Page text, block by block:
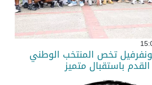
تخص المنتخب الوطني
باستقبال متميز